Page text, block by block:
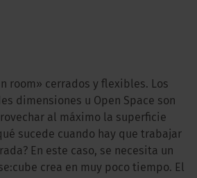
room» cerrados y flexibles. Los
dimensiones u Open Space son
al máximo la superficie
sucede cuando hay que trabajar
En este caso, se necesita un
crea en muy poco tiempo. El